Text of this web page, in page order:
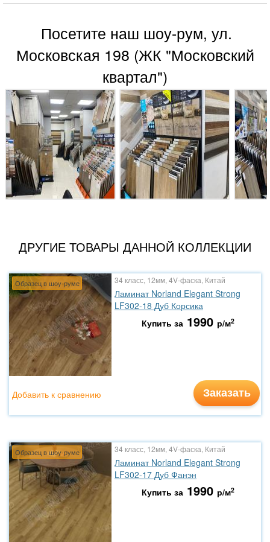
Посетите наш шоу-рум, ул.
Московская 198 (ЖК "Московский
квартал")
ДРУГИЕ ТОВАРЫ ДАННОЙ КОЛЛЕКЦИИ
Образец в шоу-руме 34 класс, 12мм, 4V-фаска, Китай
Ламинат Norland Elegant Strong
LF302-18 Дуб Корсика
Купить за 1990 р/м2
Заказать
Добавить к сравнению
Образец в шоу-руме 34 класс, 12мм, 4V-фаска, Китай
Ламинат Norland Elegant Strong
LF302-17 Дуб Фанэн
Купить за 1990 р/м2